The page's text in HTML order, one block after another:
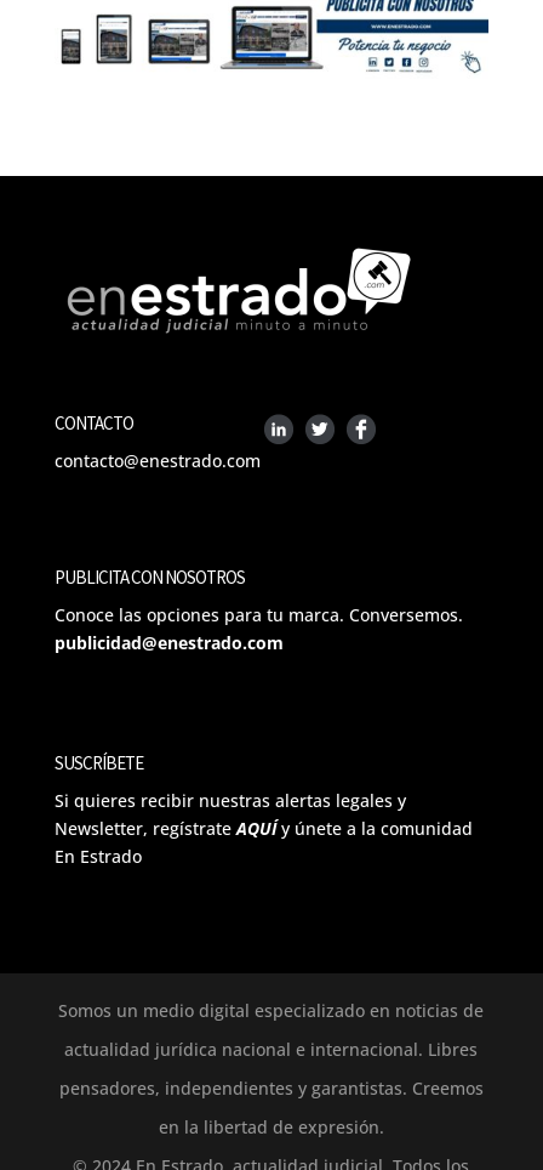
CONTACTO
contacto@enestrado.com
PUBLICITA CON NOSOTROS
Conoce las opciones para tu marca. Conversemos.
publicidad@enestrado.com
SUSCRÍBETE
Si quieres recibir nuestras alertas legales y
Newsletter, regístrateAQUÍ y únete a la comunidad
En Estrado
Somos un medio digital especializado en noticias de
actualidad jurídica nacional e internacional. Libres
pensadores, independientes y garantistas. Creemos
en la libertad de expresión.
© 2024 En Estrado, actualidad judicial. Todos los